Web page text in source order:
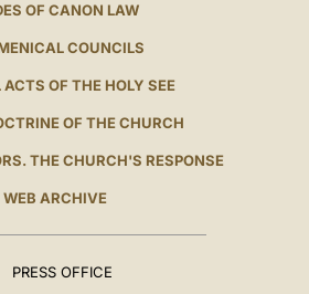
OF CANON LAW
COUNCILS
OF THE HOLY SEE
OF THE CHURCH
THE CHURCH'S RESPONSE
WEB ARCHIVE
PRESS OFFICE